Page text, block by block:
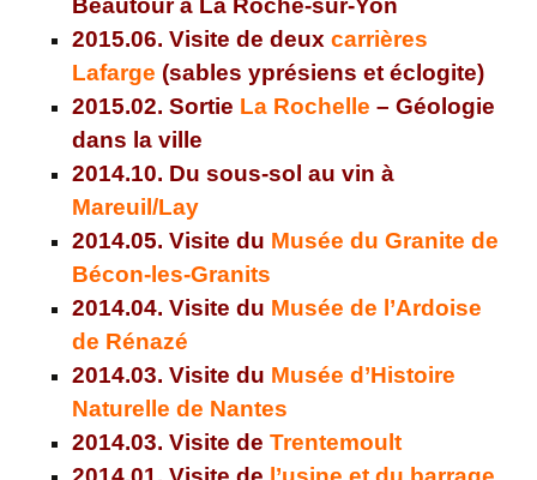
Beautour à La Roche-sur-Yon
2015.06. Visite de deux carrières
Lafarge (sables yprésiens et éclogite)
2015.02. Sortie La Rochelle – Géologie
dans la ville
2014.10. Du sous-sol au vin à
Mareuil/Lay
2014.05. Visite du Musée du Granite de
Bécon-les-Granits
2014.04. Visite du Musée de l’Ardoise
de Rénazé
2014.03. Visite du Musée d’Histoire
Naturelle de Nantes
2014.03. Visite de Trentemoult